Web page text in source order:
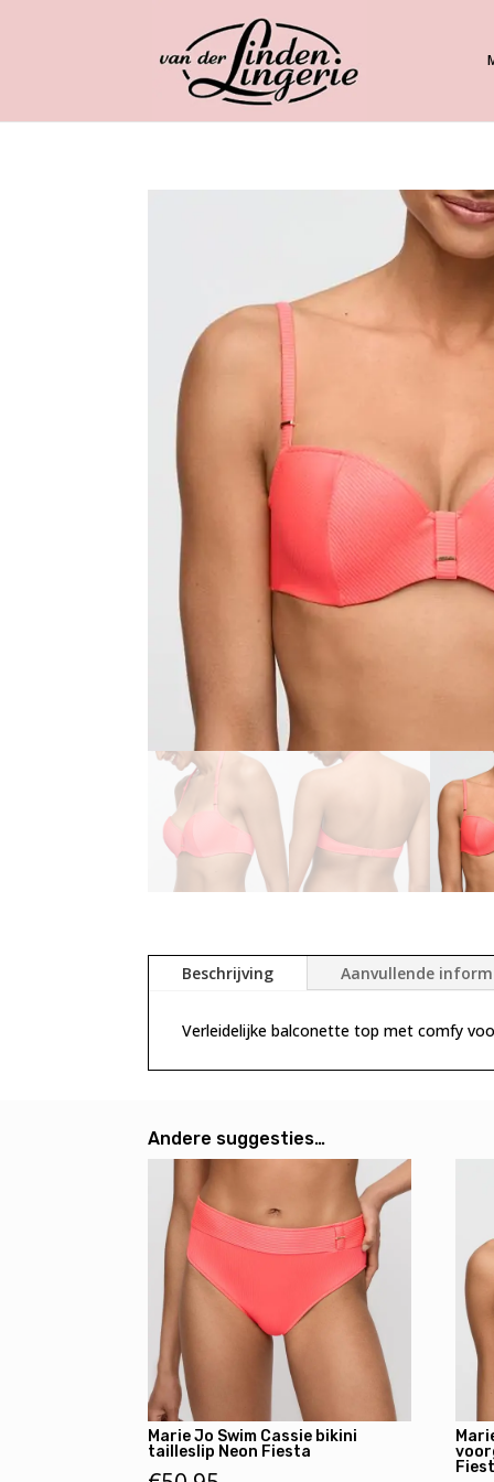
Beschrijving Aanvullende
Verleidelijke balconette top met comfy
Andere suggesties…
Marie Jo Swim Cassie bikini
tailleslip Neon Fiesta